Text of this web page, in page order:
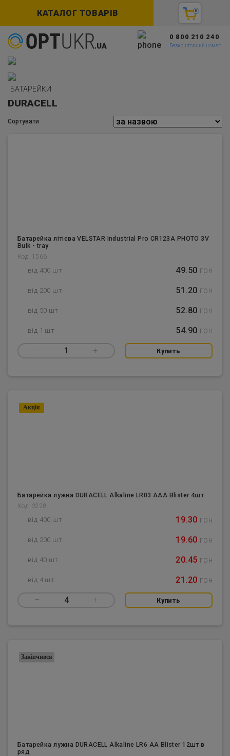
КАТАЛОГ ТОВАРІВ 0
0 800 210 240
Безкоштовний номер
БАТАРЕЙКИ
DURACELL
Сортувати
Батарейка літієва VELSTAR Industrial Pro CR123A PHOTO 3V
Bulk - tray
Код: 1566
від 400 шт 49.50 грн
від 200 шт 51.20 грн
від 50 шт 52.80 грн
від 1 шт 54.90 грн
– 1 + Купить
Батарейка лужна DURACELL Alkaline LR03 AAA Blister 4шт
Код: 3228
від 400 шт 19.30 грн
від 200 шт 19.60 грн
від 40 шт 20.45 грн
від 4 шт 21.20 грн
– 4 + Купить
Акцiя
Батарейка лужна DURACELL Alkaline LR6 AA Blister 12шт в
ряд
Закінчився